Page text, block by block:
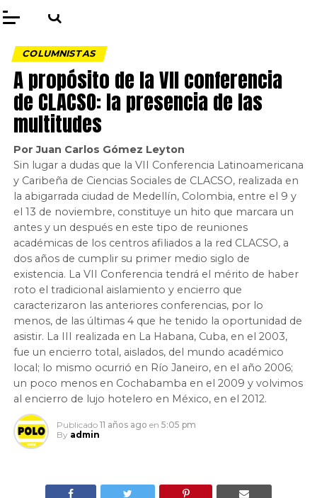
COLUMNISTAS
A propósito de la VII conferencia
de CLACSO: la presencia de las
multitudes
Por Juan Carlos Gómez Leyton
Sin lugar a dudas que la VII Conferencia Latinoamericana
y Caribeña de Ciencias Sociales de CLACSO, realizada en
la abigarrada ciudad de Medellín, Colombia, entre el 9 y
el 13 de noviembre, constituye un hito que marcara un
antes y un después en este tipo de reuniones
académicas de los centros afiliados a la red CLACSO, a
dos años de cumplir su primer medio siglo de
existencia. La VII Conferencia tendrá el mérito de haber
roto el tradicional aislamiento y encierro que
caracterizaron las anteriores conferencias, por lo
menos, de las últimas 4 que he tenido la oportunidad de
asistir. La III realizada en La Habana, Cuba, en el 2003,
fue un encierro total, aislados, del mundo académico
local; lo mismo ocurrió en Río Janeiro, en el año 2006;
un poco menos en Cochabamba en el 2009 y volvimos
al encierro de lujo hotelero en México, en el 2012.
Publicado 11 años ago en 5:05 pm
By admin